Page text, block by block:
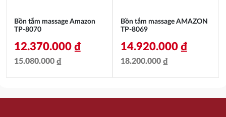
Bồn tắm massage Amazon
TP-8070
15.080.000₫
12.370.000 ₫
Bồn tắm massage AMAZON
TP-8069
18.200.000₫
14.920.000 ₫